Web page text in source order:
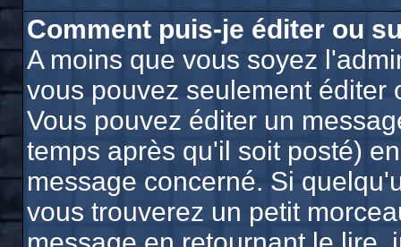
Comment puis-je éditer ou
A moins que vous soyez
vous pouvez seulement éditer
Vous pouvez éditer un
temps après qu'il soit posté)
message concerné. Si
vous trouverez un petit